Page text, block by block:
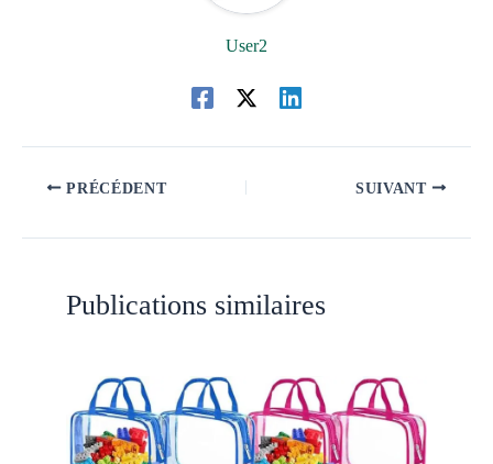
User2
PRÉCÉDENT SUIVANT
Publications similaires